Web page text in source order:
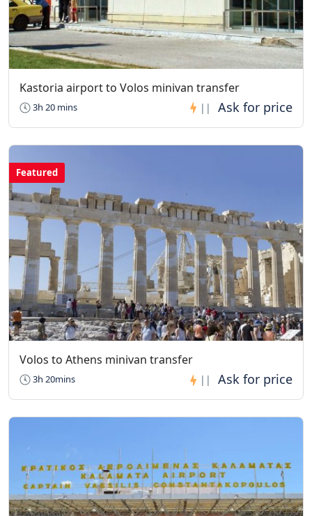
Kastoria airport to Volos minivan transfer
3h 20 mins ||
Featured
Volos to Athens minivan transfer
3h 20mins ||